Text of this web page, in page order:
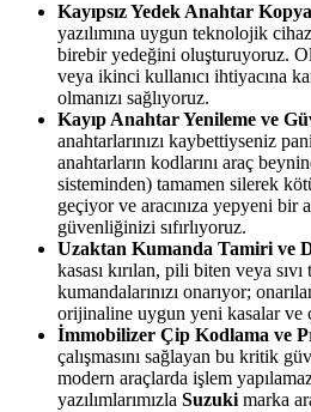
Kayıpsız Yedek Anahtar
yazılımına uygun teknolojik
birebir yedeğini oluşturuyoruz.
veya ikinci kullanıcı ihtiyacına
olmanızı sağlıyoruz.
Kayıp Anahtar Yenileme ve
anahtarlarınızı kaybettiyseniz
anahtarların kodlarını araç
sisteminden) tamamen silerek
geçiyor ve aracınıza yepyeni bir
güvenliğinizi sıfırlıyoruz.
Uzaktan Kumanda Tamiri ve
kasası kırılan, pili biten veya sıvı
kumandalarınızı onarıyor;
orijinaline uygun yeni kasalar ve
İmmobilizer Çip Kodlama ve
çalışmasını sağlayan bu kritik
modern araçlarda işlem
yazılımlarımızla Suzuki marka